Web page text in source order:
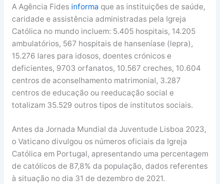
A Agência Fides informa que as instituições de saúde,
caridade e assistência administradas pela Igreja
Católica no mundo incluem: 5.405 hospitais, 14.205
ambulatórios, 567 hospitais de hanseníase (lepra),
15.276 lares para idosos, doentes crónicos e
deficientes, 9703 orfanatos, 10.567 creches, 10.604
centros de aconselhamento matrimonial, 3.287
centros de educação ou reeducação social e
totalizam 35.529 outros tipos de institutos sociais.
Antes da Jornada Mundial da Juventude Lisboa 2023,
o Vaticano divulgou os números oficiais da Igreja
Católica em Portugal, apresentando uma percentagem
de católicos de 87,8% da população, dados referentes
à situação no dia 31 de dezembro de 2021.